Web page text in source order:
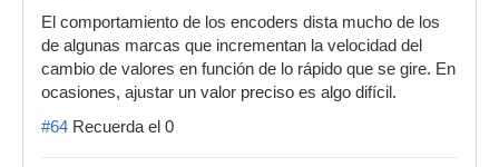
El comportamiento de los encoders dista mucho de los
de algunas marcas que incrementan la velocidad del
cambio de valores en función de lo rápido que se gire. En
ocasiones, ajustar un valor preciso es algo difícil.
#64 Recuerda el 0